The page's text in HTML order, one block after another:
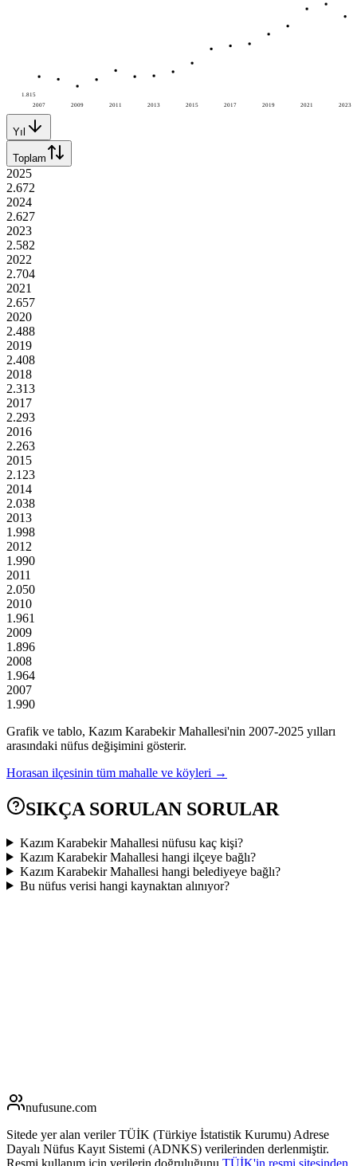
2007 2009 2011 2013 2015 2017 2019 2021 2023
1.815
Yıl
Toplam
2025
2.672
2024
2.627
2023
2.582
2022
2.704
2021
2.657
2020
2.488
2019
2.408
2018
2.313
2017
2.293
2016
2.263
2015
2.123
2014
2.038
2013
1.998
2012
1.990
2011
2.050
2010
1.961
2009
1.896
2008
1.964
2007
1.990
Grafik ve tablo, Kazım KarabekirMahallesi'nin 2007-2025 yılları
arasındaki nüfus değişimini gösterir.
Horasan ilçesinin tüm mahalle ve köyleri →
SIKÇA SORULAN SORULAR
Kazım Karabekir Mahallesi nüfusu kaç kişi?
Kazım Karabekir Mahallesi hangi ilçeye bağlı?
Kazım Karabekir Mahallesi hangi belediyeye bağlı?
Bu nüfus verisi hangi kaynaktan alınıyor?
nufusune.com
Sitede yer alan veriler TÜİK (Türkiye İstatistik Kurumu) Adrese
Dayalı Nüfus Kayıt Sistemi (ADNKS) verilerinden derlenmiştir.
Resmi kullanım için verilerin doğruluğunu TÜİK'in resmi sitesinden